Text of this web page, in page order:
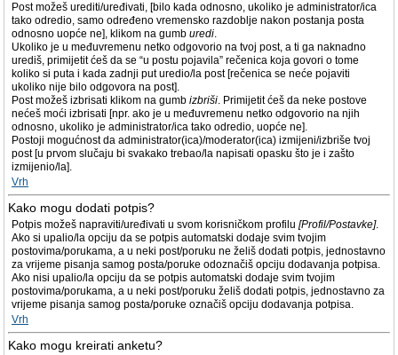
Post možeš urediti/uređivati, [bilo kada odnosno, ukoliko je administrator/ica
tako odredio, samo određeno vremensko razdoblje nakon postanja posta
odnosno uopće ne], klikom na gumb uredi.
Ukoliko je u međuvremenu netko odgovorio na tvoj post, a ti ga naknadno
urediš, primijetit ćeš da se “u postu pojavila” rečenica koja govori o tome
koliko si puta i kada zadnji put uredio/la post [rečenica se neće pojaviti
ukoliko nije bilo odgovora na post].
Post možeš izbrisati klikom na gumb izbriši. Primijetit ćeš da neke postove
nećeš moći izbrisati [npr. ako je u međuvremenu netko odgovorio na njih
odnosno, ukoliko je administrator/ica tako odredio, uopće ne].
Postoji mogućnost da administrator(ica)/moderator(ica) izmijeni/izbriše tvoj
post [u prvom slučaju bi svakako trebao/la napisati opasku što je i zašto
izmijenio/la].
Vrh
Kako mogu dodati potpis?
Potpis možeš napraviti/uređivati u svom korisničkom profilu [Profil/Postavke].
Ako si upalio/la opciju da se potpis automatski dodaje svim tvojim
postovima/porukama, a u neki post/poruku ne želiš dodati potpis, jednostavno
za vrijeme pisanja samog posta/poruke odoznačiš opciju dodavanja potpisa.
Ako nisi upalio/la opciju da se potpis automatski dodaje svim tvojim
postovima/porukama, a u neki post/poruku želiš dodati potpis, jednostavno za
vrijeme pisanja samog posta/poruke označiš opciju dodavanja potpisa.
Vrh
Kako mogu kreirati anketu?